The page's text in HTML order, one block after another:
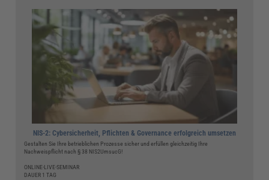
NIS-2: Cybersicherheit, Pflichten & Governance erfolgreich umsetzen
Gestalten Sie Ihre betrieblichen Prozesse sicher und erfüllen gleichzeitig Ihre
Nachweispflicht nach § 38 NIS2UmsucG!
ONLINE-LIVE-SEMINAR
DAUER 1 TAG